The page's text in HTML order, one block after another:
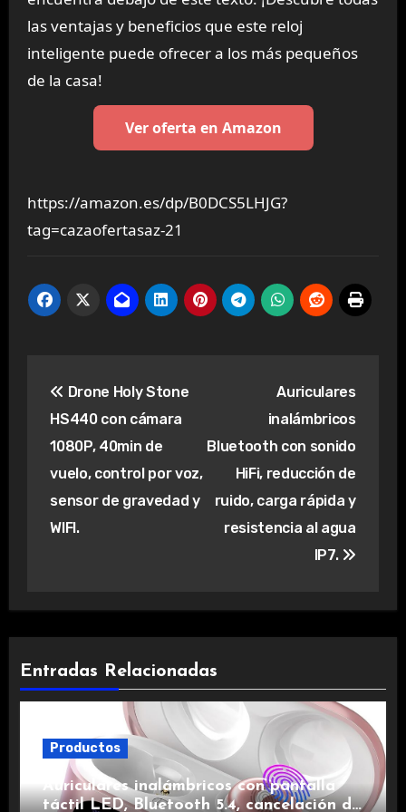
las ventajas y beneficios que este reloj
inteligente puede ofrecer a los más pequeños
de la casa!
Ver oferta en Amazon
https://amazon.es/dp/B0DCS5LHJG?
tag=cazaofertasaz-21
de
entradas
Drone Holy Stone
HS440 con cámara
1080P, 40min de
vuelo, control por voz,
sensor de gravedad y
WIFI.
Auriculares
inalámbricos
Bluetooth con sonido
HiFi, reducción de
ruido, carga rápida y
resistencia al agua
IP7.
Entradas Relacionadas
Productos
Auriculares inalámbricos con pantalla
táctil LED, Bluetooth 5.4, cancelación de